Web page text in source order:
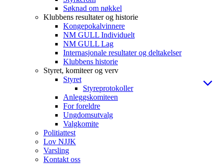
Søknad om nøkkel
Klubbens resultater og historie
Kongepokalvinnere
NM GULL Individuelt
NM GULL Lag
Internasjonale resultater og deltakelser
Klubbens historie
Styret, komiteer og verv
Styret
Styreprotokoller
Anleggskomiteen
For foreldre
Ungdomsutvalg
Valgkomite
Politiattest
Lov NJJK
Varsling
Kontakt oss